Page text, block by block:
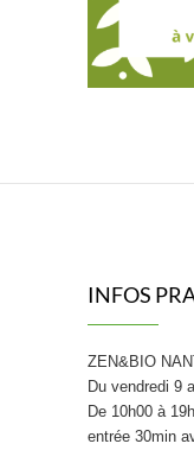
INFOS
ZEN&BIO
Du vendredi 9
De 10h00 à
entrée 30min